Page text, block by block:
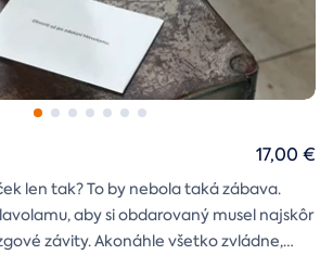
len tak? To by nebola taká zábava.
aby si obdarovaný musel najskôr
závity. Akonáhle všetko zvládne,
17,00 €